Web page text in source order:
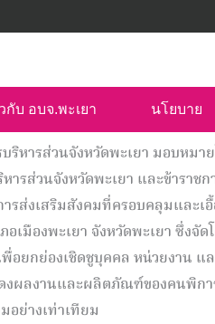
กับ อบจ.พะเยา นโยบาย
หารส่วนจังหวัดพะเยา มอบหม
รส่วนจังหวัดพะเยา และข้ารา
ารส่งเสริมสังคมที่ครอบคลุมแล
อเมืองพะเยา จังหวัดพะเยา ซึ่
ยกย่องเชิดชูบุคคล หน่วยงาน
ผลงานและผลิตภัณฑ์ของคนพิก
อย่างเท่าเทียม